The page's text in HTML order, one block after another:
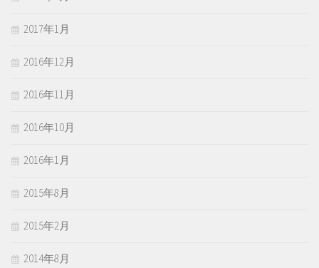
2017年1月
2016年12月
2016年11月
2016年10月
2016年1月
2015年8月
2015年2月
2014年8月